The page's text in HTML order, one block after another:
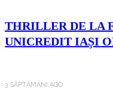
THRILLER DE LA
UNICREDIT IAȘI
3 SĂPTĂMÂNI AGO